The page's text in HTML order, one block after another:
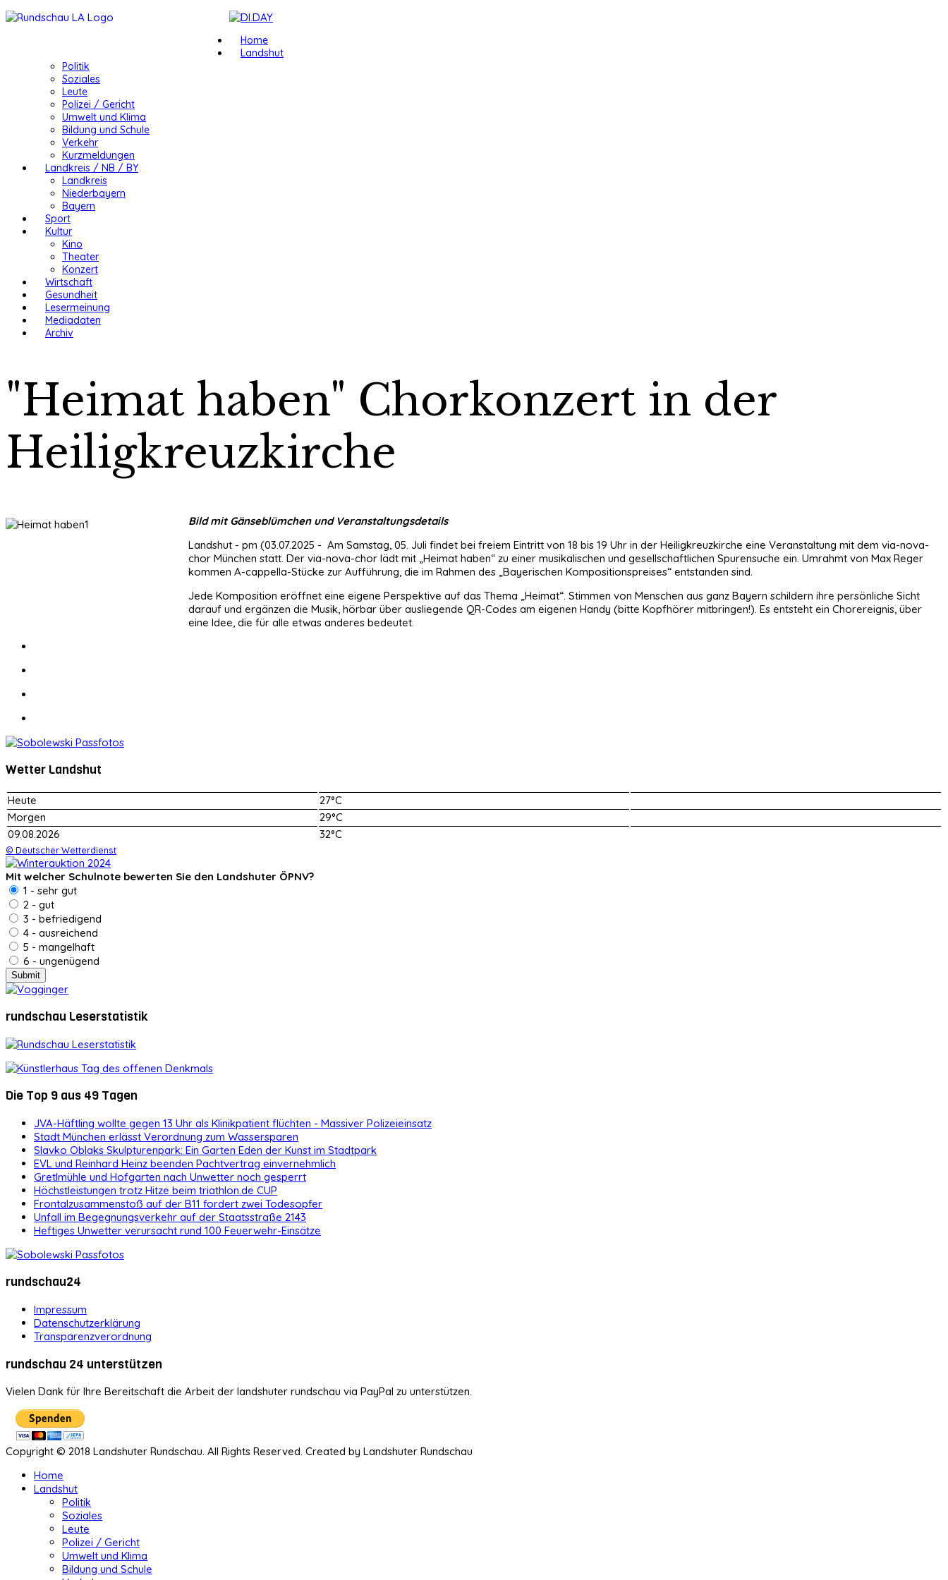
Home
Landshut
Politik
Soziales
Leute
Polizei / Gericht
Umwelt und Klima
Bildung und Schule
Verkehr
Kurzmeldungen
Landkreis / NB / BY
Landkreis
Niederbayern
Bayern
Sport
Kultur
Kino
Theater
Konzert
Wirtschaft
Gesundheit
Lesermeinung
Mediadaten
Archiv
"Heimat haben" Chorkonzert in der
Heiligkreuzkirche
Bild mit Gänseblümchen und Veranstaltungsdetails
Landshut - pm (03.07.2025 - Am Samstag, 05. Juli findet bei freiem Eintritt von 18 bis 19 Uhr in der Heiligkreuzkirche eine Veranstaltung mit dem via-nova-
chor München statt. Der via-nova-chor lädt mit „Heimat haben“ zu einer musikalischen und gesellschaftlichen Spurensuche ein. Umrahmt von Max Reger
kommen A-cappella-Stücke zur Aufführung, die im Rahmen des „Bayerischen Kompositionspreises“ entstanden sind.
Jede Komposition eröffnet eine eigene Perspektive auf das Thema „Heimat“. Stimmen von Menschen aus ganz Bayern schildern ihre persönliche Sicht
darauf und ergänzen die Musik, hörbar über ausliegende QR-Codes am eigenen Handy (bitte Kopfhörer mitbringen!). Es entsteht ein Chorereignis, über
eine Idee, die für alle etwas anderes bedeutet.
Wetter Landshut
Heute
27°C
Morgen
29°C
09.08.2026
32°C
© Deutscher Wetterdienst
Mit welcher Schulnote bewerten Sie den Landshuter ÖPNV?
1 - sehr gut
2 - gut
3 - befriedigend
4 - ausreichend
5 - mangelhaft
6 - ungenügend
rundschau Leserstatistik
Die Top 9 aus 49 Tagen
JVA-Häftling wollte gegen 13 Uhr als Klinikpatient flüchten - Massiver Polizeieinsatz
Stadt München erlässt Verordnung zum Wassersparen
Slavko Oblaks Skulpturenpark: Ein Garten Eden der Kunst im Stadtpark
EVL und Reinhard Heinz beenden Pachtvertrag einvernehmlich
Gretlmühle und Hofgarten nach Unwetter noch gesperrt
Höchstleistungen trotz Hitze beim triathlon.de CUP
Frontalzusammenstoß auf der B11 fordert zwei Todesopfer
Unfall im Begegnungsverkehr auf der Staatsstraße 2143
Heftiges Unwetter verursacht rund 100 Feuerwehr-Einsätze
rundschau24
Impressum
Datenschutzerklärung
Transparenzverordnung
rundschau 24 unterstützen
Vielen Dank für Ihre Bereitschaft die Arbeit der landshuter rundschau via PayPal zu unterstützen.
Copyright © 2018 Landshuter Rundschau. All Rights Reserved. Created by Landshuter Rundschau
Home
Landshut
Politik
Soziales
Leute
Polizei / Gericht
Umwelt und Klima
Bildung und Schule